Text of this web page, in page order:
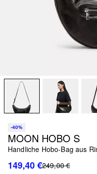
-40%
MOON HOBO S
Handliche Hobo-Bag aus
149,40 €249,00 €